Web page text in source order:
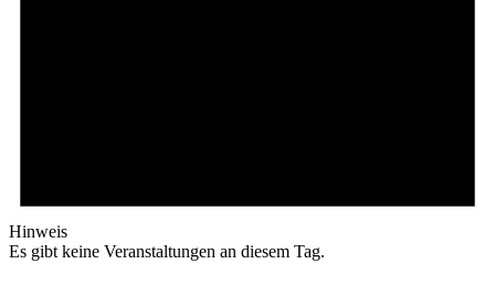
Hinweis
Es gibt keine Veranstaltungen an diesem Tag.